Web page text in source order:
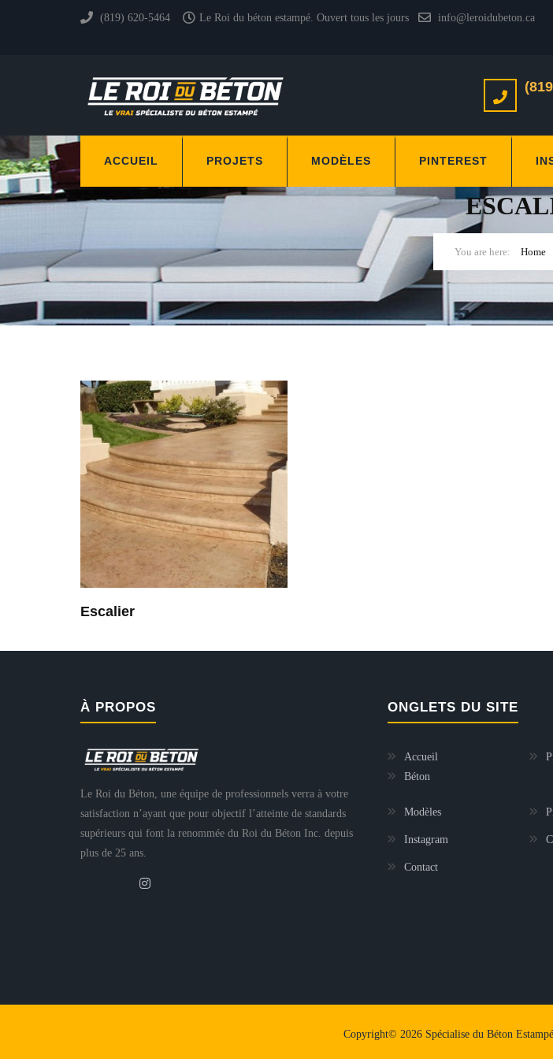
(819) 620-5464 Le Roi du béton estampé. Ouvert tous les jours info@leroidubeton.ca
ACCUEIL PROJETS MODÈLES PINTEREST
Home
Escalier
À PROPOS
Le Roi du Béton, une équipe de professionnels verra à votre
satisfaction n’ayant que pour objectif l’atteinte de standards
supérieurs qui font la renommée du Roi du Béton Inc. depuis
plus de 25 ans.
ONGLETS DU SITE
Accueil
Béton
Modèles
Instagram
Contact
Copyright© 2026 Spécialise du Béton